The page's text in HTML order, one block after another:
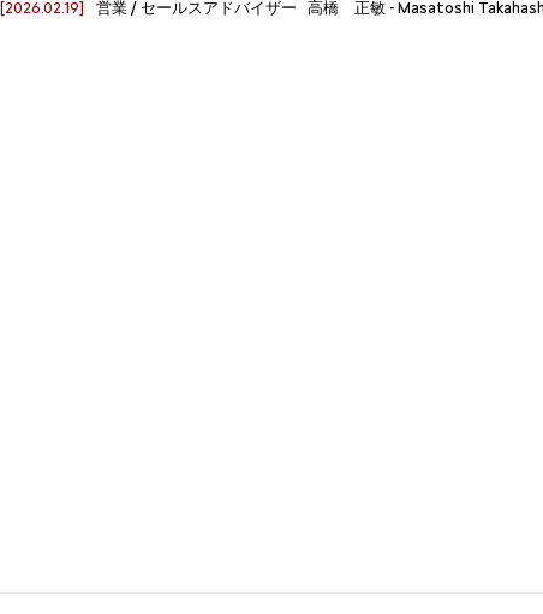
[2026.02.19] 営業 / セールスアドバイザー 高橋 正敏 - Masatoshi